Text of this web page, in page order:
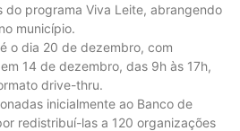
do programa Viva Leite, abrangendo
município.
o dia 20 de dezembro, com
14 de dezembro, das 9h às 17h,
drive-thru.
inicialmente ao Banco de
redistribuí-las a 120 organizações